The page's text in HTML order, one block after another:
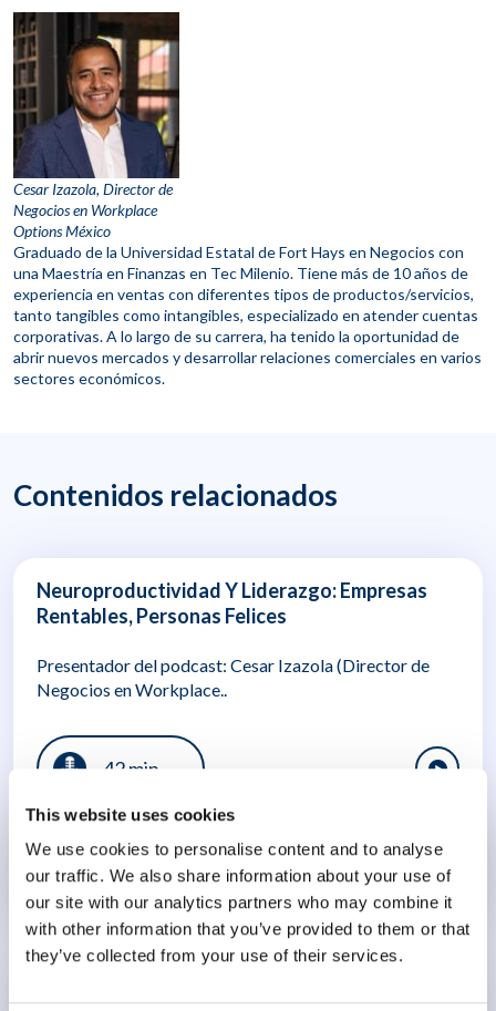
This website uses cookies
We use cookies to personalise content and to analyse
our traffic. We also share information about your use of
our site with our analytics partners who may combine it
with other information that you’ve provided to them or that
they’ve collected from your use of their services.
Cesar Izazola, Director de
Negocios en Workplace
Options México
Graduado de la Universidad Estatal de Fort Hays en Negocios con
una Maestría en Finanzas en Tec Milenio. Tiene más de 10 años de
experiencia en ventas con diferentes tipos de productos/servicios,
tanto tangibles como intangibles, especializado en atender cuentas
corporativas. A lo largo de su carrera, ha tenido la oportunidad de
abrir nuevos mercados y desarrollar relaciones comerciales en varios
sectores económicos.
Contenidos relacionados
Neuroproductividad Y Liderazgo: Empresas
Rentables, Personas Felices
Presentador del podcast: Cesar Izazola (Director de
Negocios en Workplace..
42 min
Neuroproductividad
12 agosto 2025